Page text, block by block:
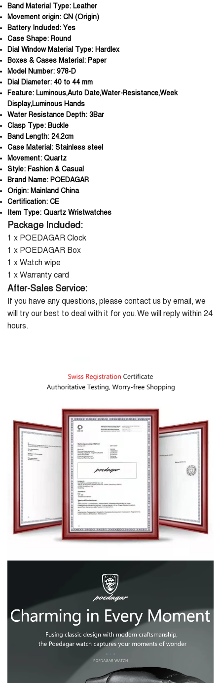
Band Material Type: Leather
Movement origin: CN (Origin)
Battery Included: Yes
Case Shape: Round
Dial Window Material Type: Hardlex
Boxes & Cases Material: Paper
Model Number: 978-D
Dial Diameter: 40 to 44 mm
Feature: Luminous,Auto Date,Water-Resistance,Week
Display,Luminous Hands
Water Resistance Depth: 3Bar
Clasp Type: Buckle
Band Length: 24.2cm
Case Material: Stainless steel
Movement: Quartz
Style: Fashion & Casual
Brand Name: POEDAGAR
Origin: Mainland China
Certification: CE
Item Type: Quartz Wristwatches
Package Included:
1 x POEDAGAR Clock
1 x POEDAGAR Box
1 x Watch wipe
1 x Warranty card
After-Sales Service:
If you have any questions, please contact us by email, we
will try our best to deal with it for you.We will reply within 24
hours.